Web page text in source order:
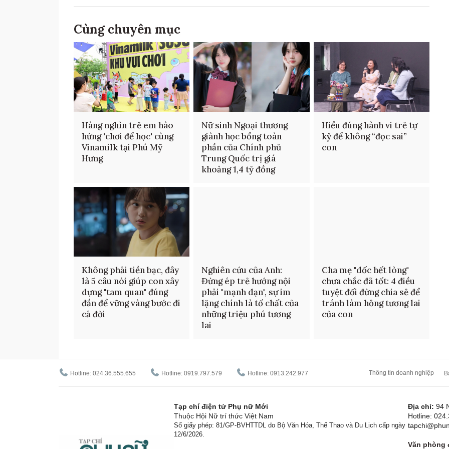
Cùng chuyên mục
Hàng nghìn trẻ em hào
hứng 'chơi để học' cùng
Vinamilk tại Phú Mỹ
Hưng
Nữ sinh Ngoại thương
giành học bổng toàn
phần của Chính phủ
Trung Quốc trị giá
khoảng 1,4 tỷ đồng
Hiểu đúng hành vi trẻ tự
kỷ để không “đọc sai”
con
Không phải tiền bạc, đây
là 5 câu nói giúp con xây
dựng "tam quan" đúng
đắn để vững vàng bước đi
cả đời
Nghiên cứu của Anh:
Đừng ép trẻ hướng nội
phải "mạnh dạn", sự im
lặng chính là tố chất của
những triệu phú tương
lai
Cha mẹ "dốc hết lòng"
chưa chắc đã tốt: 4 điều
tuyệt đối đừng chia sẻ để
tránh làm hỏng tương lai
của con
Hotline: 024.36.555.655 Hotline: 0919.797.579 Hotline: 0913.242.977 Thông tin doanh nghiệp
Tạp chí điện tử Phụ nữ Mới
Thuộc Hội Nữ trí thức Việt Nam
Số giấy phép: 81/GP-BVHTTDL do Bộ Văn Hóa, Thể Thao và Du Lịch cấp ngày
12/6/2026.
Địa chỉ: 94
Hotline:
Văn phòng